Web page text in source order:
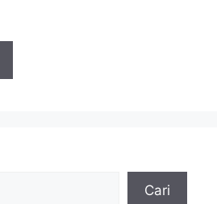
Cari